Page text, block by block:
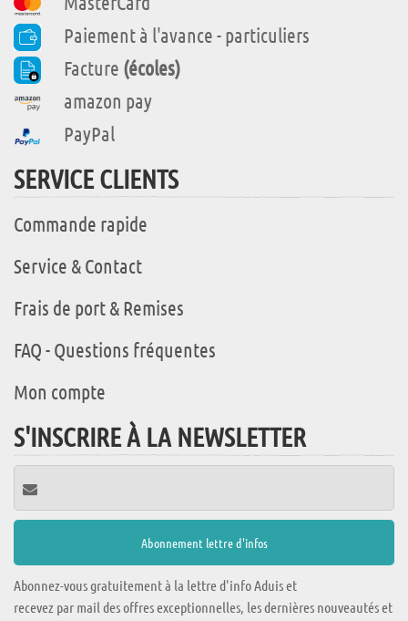
Paiement à l'avance - particuliers
Facture (écoles)
amazon pay
PayPal
SERVICE CLIENTS
Commande rapide
Service & Contact
Frais de port & Remises
FAQ - Questions fréquentes
Mon compte
S'INSCRIRE À LA NEWSLETTER
Abonnez-vous gratuitement à la lettre d'info Aduis et
recevez par mail des offres exceptionnelles, les dernières nouveautés et